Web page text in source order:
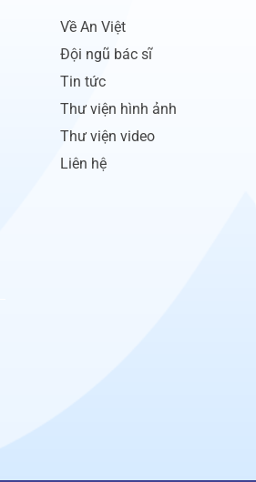
Về An Việt
Đội ngũ bác sĩ
Tin tức
Thư viện hình ảnh
Thư viện video
Liên hệ